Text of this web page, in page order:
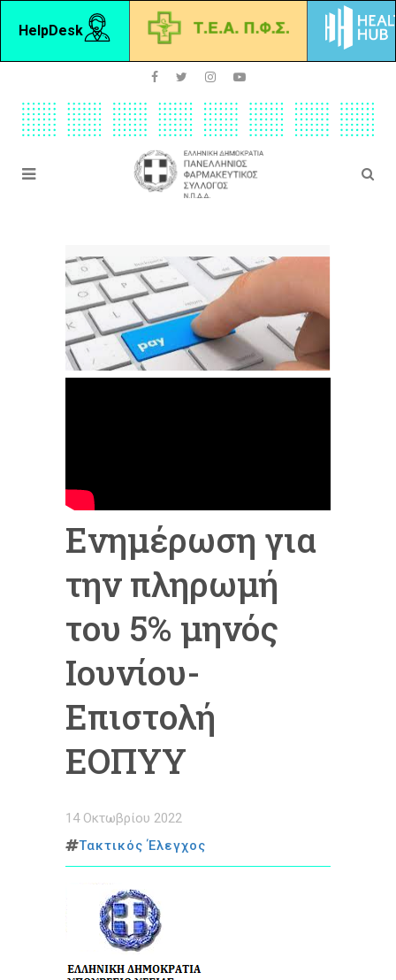
HelpDesk
Ενημέρωση για
την πληρωμή
του 5% μηνός
Ιουνίου-
Επιστολή
ΕΟΠΥΥ
14 Οκτωβρίου 2022
Τακτικός Έλεγχος